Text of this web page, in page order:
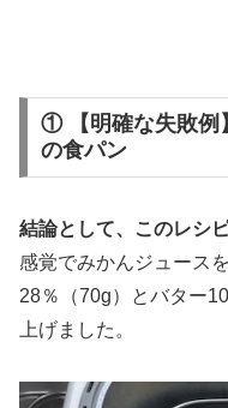
① 【明確な失敗例
の食パン
結論として、このレシ
感覚でみかんジュース
28％（70g）とバター
上げました。